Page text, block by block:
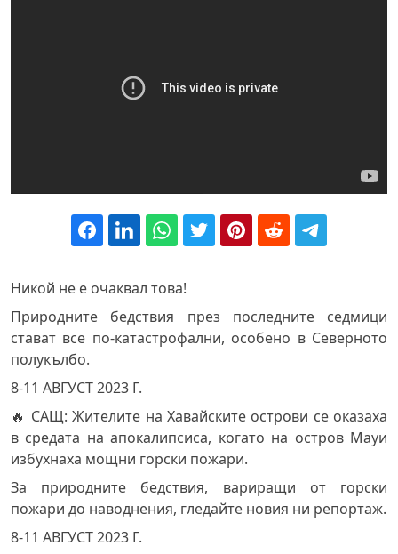
Никой не е очаквал това!
Природните бедствия през последните седмици
стават все по-катастрофални, особено в Северното
полукълбо.
8-11 АВГУСТ 2023 Г.
🔥 САЩ: Жителите на Хавайските острови се оказаха
в средата на апокалипсиса, когато на остров Мауи
избухнаха мощни горски пожари.
За природните бедствия, вариращи от горски
пожари до наводнения, гледайте новия ни репортаж.
8-11 АВГУСТ 2023 Г.